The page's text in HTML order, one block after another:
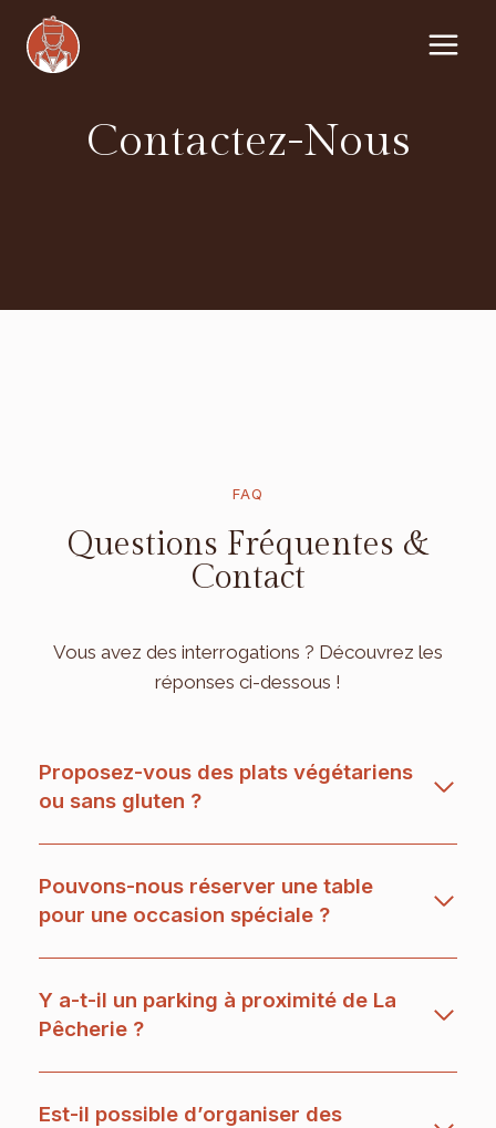
contenu
Contactez-Nous
FAQ
Questions Fréquentes &
Contact
Vous avez des interrogations ? Découvrez les
réponses ci-dessous !
Proposez-vous des plats végétariens
ou sans gluten ?
Pouvons-nous réserver une table
pour une occasion spéciale ?
Y a-t-il un parking à proximité de La
Pêcherie ?
Est-il possible d’organiser des